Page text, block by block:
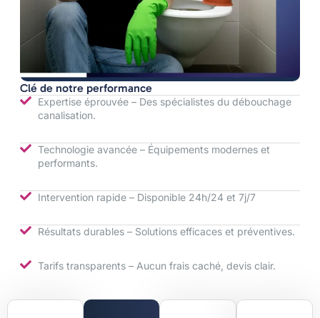
Clé de notre performance
Expertise éprouvée – Des spécialistes du débouchage
canalisation.
Technologie avancée – Équipements modernes et
performants.
Intervention rapide – Disponible 24h/24 et 7j/7
Résultats durables – Solutions efficaces et préventives.
Tarifs transparents – Aucun frais caché, devis clair.